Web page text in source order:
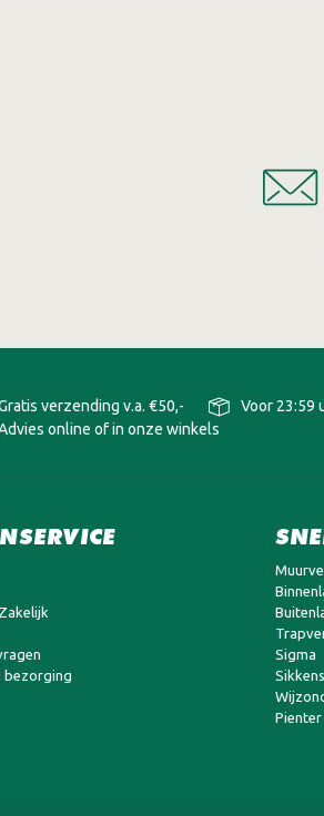
verzending v.a. €50,- Voor 23:59
online of in onze winkels
bezorging
Sigma
Sikkens
Pienter